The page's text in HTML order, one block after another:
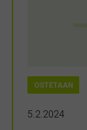
OSTETAAN
5.2.2024